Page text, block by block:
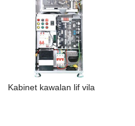
Kabinet kawalan lif vila